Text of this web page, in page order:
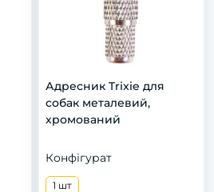
Адресник Trixie для
собак металевий,
хромований
Конфігурат
1 шт